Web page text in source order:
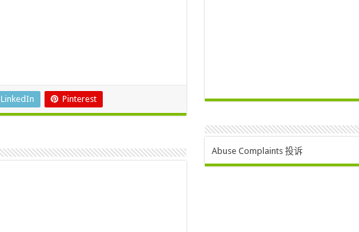
LinkedIn Pinterest
Abuse Complaints 投诉